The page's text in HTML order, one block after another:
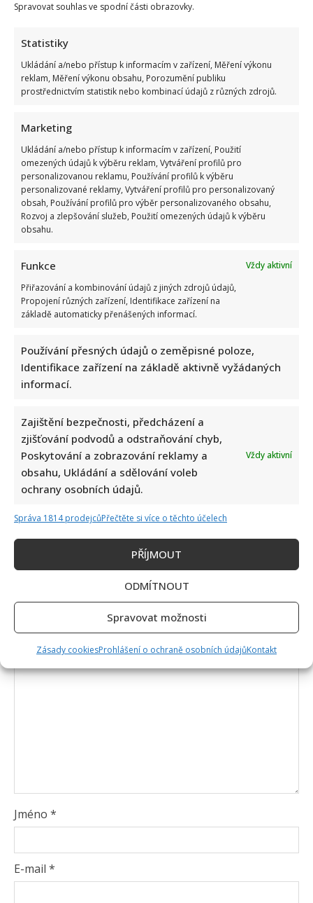
Spravovat souhlas ve spodní části obrazovky.
Statistiky
Ukládání a/nebo přístup k informacím v zařízení, Měření výkonu
reklam, Měření výkonu obsahu, Porozumění publiku
prostřednictvím statistik nebo kombinací údajů z různých zdrojů.
Marketing
Ukládání a/nebo přístup k informacím v zařízení, Použití
omezených údajů k výběru reklam, Vytváření profilů pro
personalizovanou reklamu, Používání profilů k výběru
personalizované reklamy, Vytváření profilů pro personalizovaný
obsah, Používání profilů pro výběr personalizovaného obsahu,
Rozvoj a zlepšování služeb, Použití omezených údajů k výběru
obsahu.
Funkce
Vždy aktivní
Přiřazování a kombinování údajů z jiných zdrojů údajů,
Propojení různých zařízení, Identifikace zařízení na
základě automaticky přenášených informací.
Používání přesných údajů o zeměpisné poloze,
Identifikace zařízení na základě aktivně vyžádaných
informací.
Zajištění bezpečnosti, předcházení a
zjišťování podvodů a odstraňování chyb,
Poskytování a zobrazování reklamy a
obsahu, Ukládání a sdělování voleb
ochrany osobních údajů.
Vždy aktivní
Správa 1814 prodejcůPřečtěte si více o těchto účelech
PŘÍJMOUT
ODMÍTNOUT
Spravovat možnosti
Zásady cookiesProhlášení o ochraně osobních údajůKontakt
Vaše e-mailová adresa nebude zveřejněna.
Vyžadované informace jsou označeny
Jméno *
E-mail *